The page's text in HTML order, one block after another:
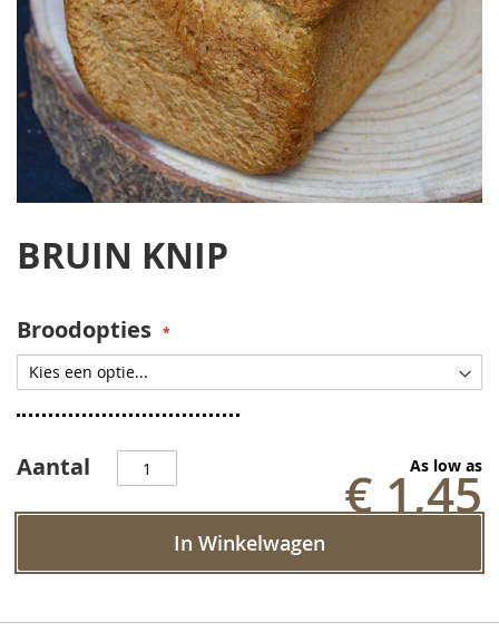
het
de
afbeeldingen-
gallerij
BRUIN KNIP
Broodopties
Aantal As low as
€ 1,45
In Winkelwagen